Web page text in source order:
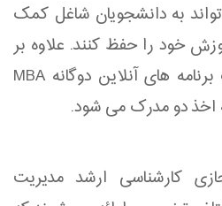
به دانشجویان شاغل کمک
خود را حفظ کنند. علاوه بر
این بسیاری از موسسات برنامه های آنلاین دوگانه MBA
اخذ دو مدرک می شود.
کارشناسی ارشد مدیریت